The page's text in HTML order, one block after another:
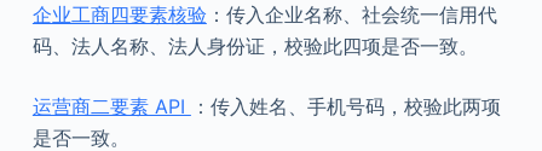
企业工商四要素核验：传入企业名称、社会统一信用代
码、法人名称、法人身份证，校验此四项是否一致。
运营商二要素 API
：传入姓名、手机号码，校验此两项
是否一致。